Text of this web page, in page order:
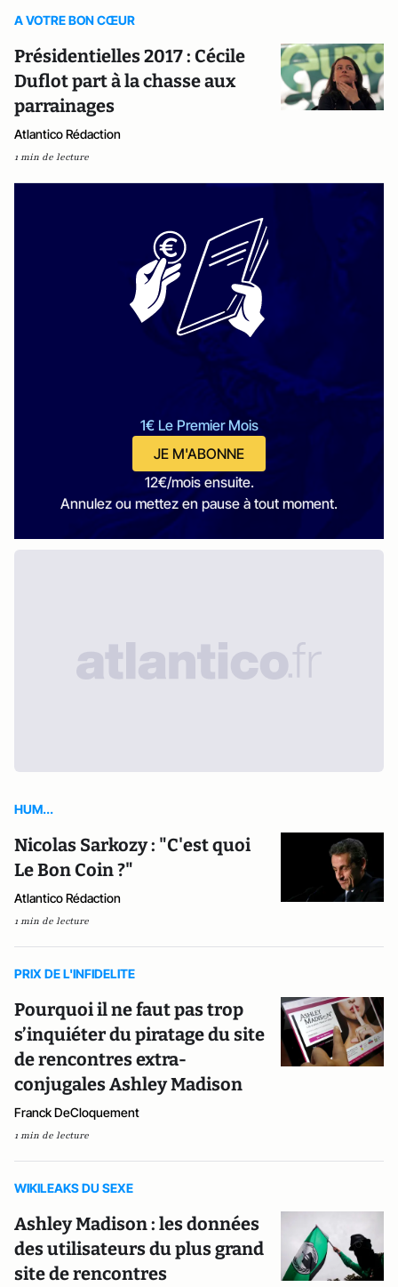
A VOTRE BON CŒUR
Présidentielles 2017 : Cécile
Duflot part à la chasse aux
parrainages
Atlantico Rédaction
1 min de lecture
1€ Le Premier Mois
JE M'ABONNE
12€/mois ensuite.
Annulez ou mettez en pause à tout moment.
HUM...
Nicolas Sarkozy : "C'est quoi
Le Bon Coin ?"
Atlantico Rédaction
1 min de lecture
PRIX DE L'INFIDELITE
Pourquoi il ne faut pas trop
s’inquiéter du piratage du site
de rencontres extra-
conjugales Ashley Madison
Franck DeCloquement
1 min de lecture
WIKILEAKS DU SEXE
Ashley Madison : les données
des utilisateurs du plus grand
site de rencontres